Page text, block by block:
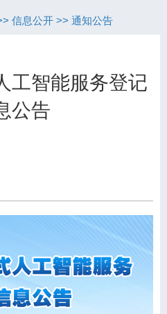
信息公开 >> 通知公告
工智能服务登记
公告